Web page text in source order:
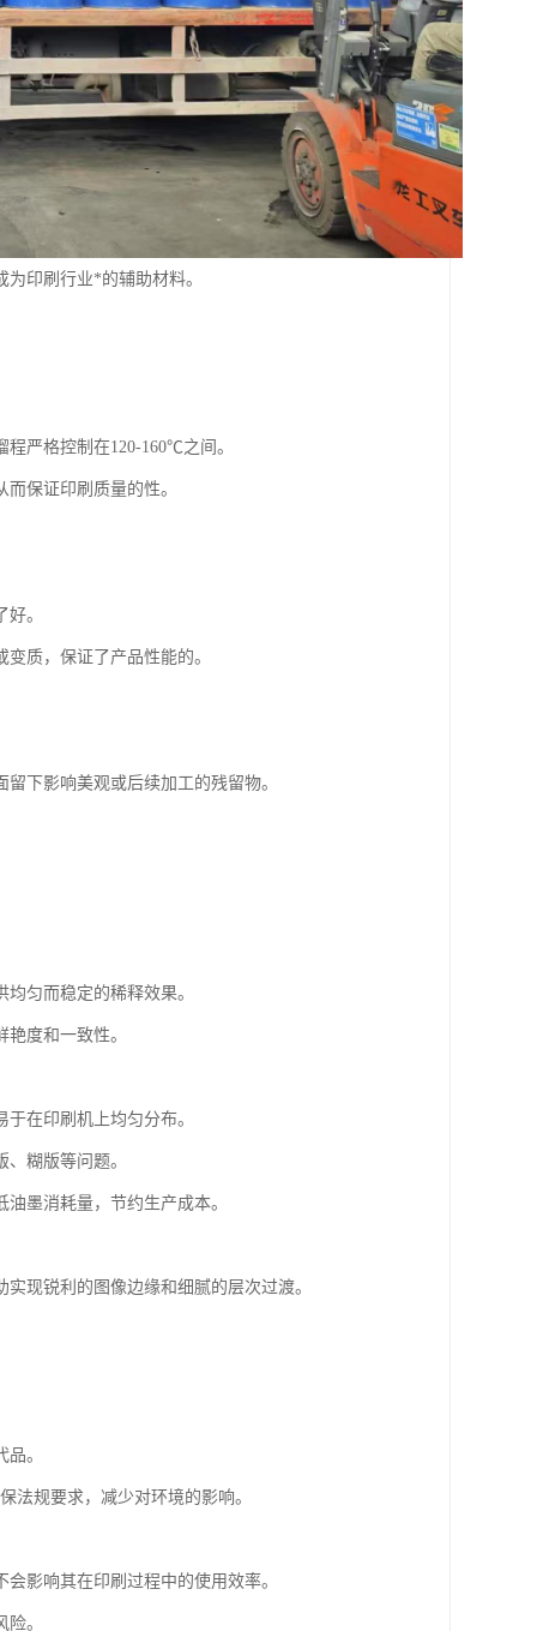
印刷行业*的辅助材料。
严格控制在120-160℃之间。
保证印刷质量的性。
。
质，保证了产品性能的。
下影响美观或后续加工的残留物。
匀而稳定的稀释效果。
度和一致性。
在印刷机上均匀分布。
糊版等问题。
墨消耗量，节约生产成本。
现锐利的图像边缘和细腻的层次过渡。
。
法规要求，减少对环境的影响。
影响其在印刷过程中的使用效率。
。